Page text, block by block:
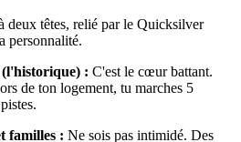
deux têtes, relié par le Quicksilver
personnalité.
: C'est le cœur battant.
de ton logement, tu marches 5
familles : Ne sois pas intimidé. Des